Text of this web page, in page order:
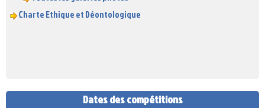
Charte Ethique et Déontologique
Dates des compétitions